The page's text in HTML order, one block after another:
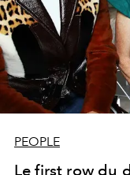
PEOPLE
Le first row du